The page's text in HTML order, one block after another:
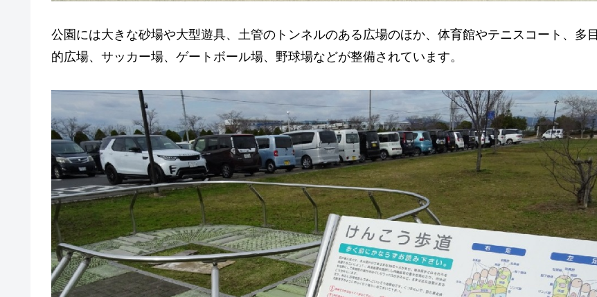
公園には大きな砂場や大型遊具、土管のトンネルのある広場のほか、体育館やテニスコート、多目
的広場、サッカー場、ゲートボール場、野球場などが整備されています。